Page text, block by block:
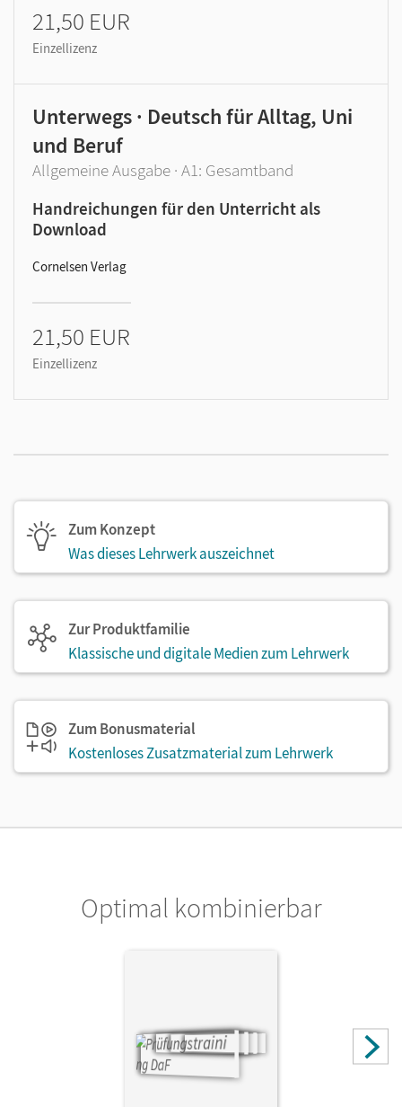
21,50 EUR
Einzellizenz
Unterwegs · Deutsch für Alltag, Uni
und Beruf
Allgemeine Ausgabe · A1: Gesamtband
Handreichungen für den Unterricht als
Download
Cornelsen Verlag
21,50 EUR
Einzellizenz
Zum Konzept
Was dieses Lehrwerk auszeichnet
Zur Produktfamilie
Klassische und digitale Medien zum Lehrwerk
Zum Bonusmaterial
Kostenloses Zusatzmaterial zum Lehrwerk
Optimal kombinierbar